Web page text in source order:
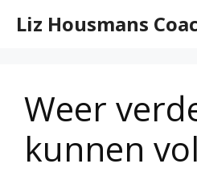
naarLiz Housmans
Weer
kunnen